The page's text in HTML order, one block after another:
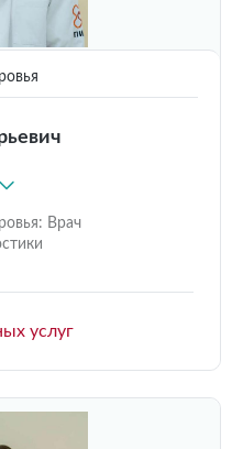
Врач
услуг